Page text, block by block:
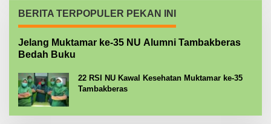
BERITA TERPOPULER PEKAN INI
Jelang Muktamar ke-35 NU Alumni Tambakberas
Bedah Buku
22 RSI NU Kawal Kesehatan Muktamar ke-35
Tambakberas